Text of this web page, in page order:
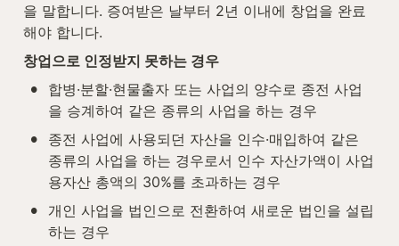
을 말합니다. 증여받은 날부터 2년 이내에 창업을 완료
해야 합니다.
창업으로 인정받지 못하는 경우
•
합병·분할·현물출자 또는 사업의 양수로 종전 사업
을 승계하여 같은 종류의 사업을 하는 경우
•
종전 사업에 사용되던 자산을 인수·매입하여 같은
종류의 사업을 하는 경우로서 인수 자산가액이 사업
용자산 총액의 30%를 초과하는 경우
•
개인 사업을 법인으로 전환하여 새로운 법인을 설립
하는 경우